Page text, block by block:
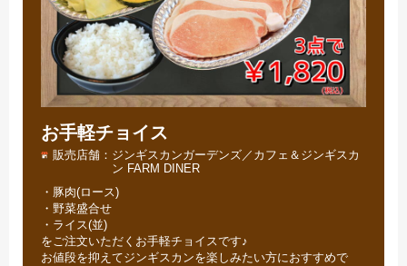
お手軽チョイス
販売店舗
ジンギスカンガーデンズ／カフェ＆ジンギスカ
ン FARM DINER
・豚肉(ロース)
・野菜盛合せ
・ライス(並)
をご注文いただくお手軽チョイスです♪
お値段を抑えてジンギスカンを楽しみたい方におすすめで